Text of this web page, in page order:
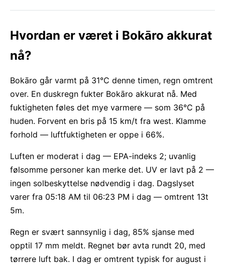
Hvordan er været i Bokāro akkurat
nå?
Bokāro går varmt på 31°C denne timen, regn omtrent
over. En duskregn fukter Bokāro akkurat nå. Med
fuktigheten føles det mye varmere — som 36°C på
huden. Forvent en bris på 15 km/t fra west. Klamme
forhold — luftfuktigheten er oppe i 66%.
Luften er moderat i dag — EPA-indeks 2; uvanlig
følsomme personer kan merke det. UV er lavt på 2 —
ingen solbeskyttelse nødvendig i dag. Dagslyset
varer fra 05:18 AM til 06:23 PM i dag — omtrent 13t
5m.
Regn er svært sannsynlig i dag, 85% sjanse med
opptil 17 mm meldt. Regnet bør avta rundt 20, med
tørrere luft bak. I dag er omtrent typisk for august i